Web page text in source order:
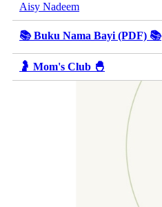
Aisy Nadeem
📚 Buku Nama Bayi (PDF) 📚
🤰 Mom's Club 🐣